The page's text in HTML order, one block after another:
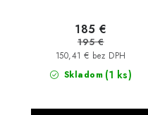
Skladom (1 ks)
150,41 € bez DPH
185 €
195 €